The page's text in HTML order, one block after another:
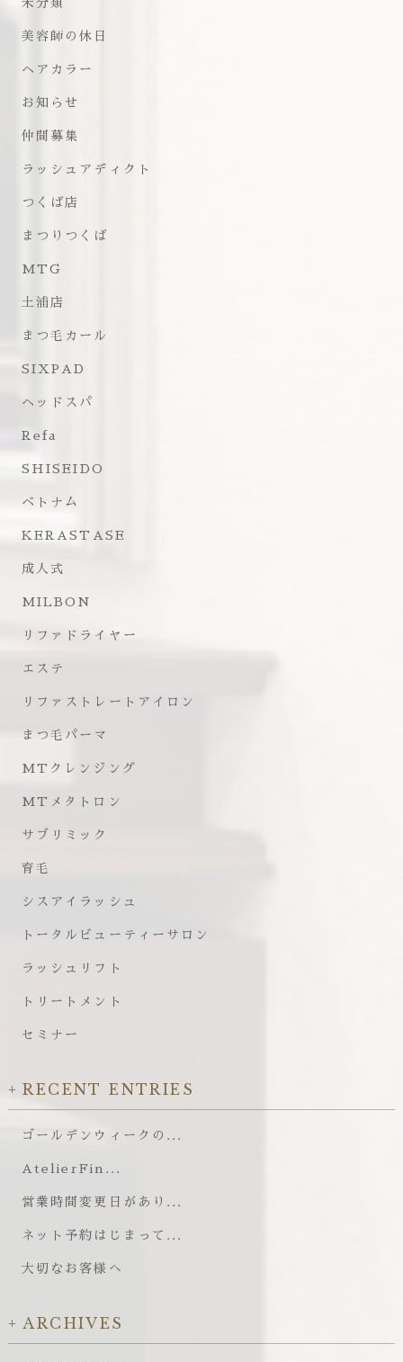
未分類
美容師の休日
ヘアカラー
お知らせ
仲間募集
ラッシュアディクト
つくば店
まつりつくば
MTG
土浦店
まつ毛カール
SIXPAD
ヘッドスパ
Refa
SHISEIDO
ベトナム
KERASTASE
成人式
MILBON
リファドライヤー
エステ
リファストレートアイロン
まつ毛パーマ
MTクレンジング
MTメタトロン
サブリミック
育毛
シスアイラッシュ
トータルビューティーサロン
ラッシュリフト
トリートメント
セミナー
RECENT ENTRIES
ゴールデンウィークの...
AtelierFin...
営業時間変更日があり...
ネット予約はじまって...
大切なお客様へ
ARCHIVES